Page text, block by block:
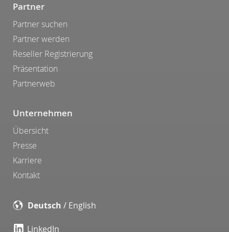
Partner
Partner suchen
Partner werden
Reseller Registrierung
Präsentation
Partnerweb
Unternehmen
Übersicht
Presse
Karriere
Kontakt
Deutsch / English
LinkedIn